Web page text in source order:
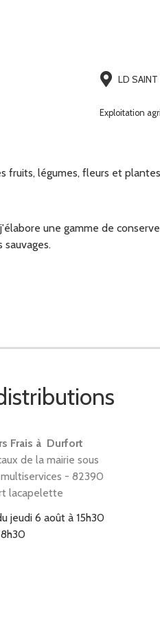
LD
Exploitation
fruits, légumes, fleurs et
une gamme de
préservation des saveurs,
cuits dans le traditionnel
permettent un apport allégé
Frais à Durfort
de la mairie sous
- 82390
lacapelette
jeudi 6 août à 15h30